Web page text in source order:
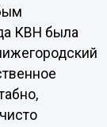
КВН была